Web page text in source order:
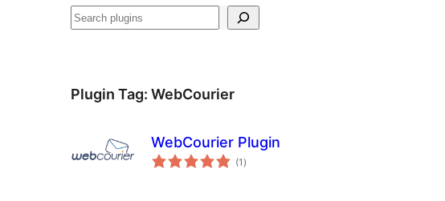
ရှာ
Plugin Tag: WebCourier
WebCourier Plugin
(1 total
ratings
)